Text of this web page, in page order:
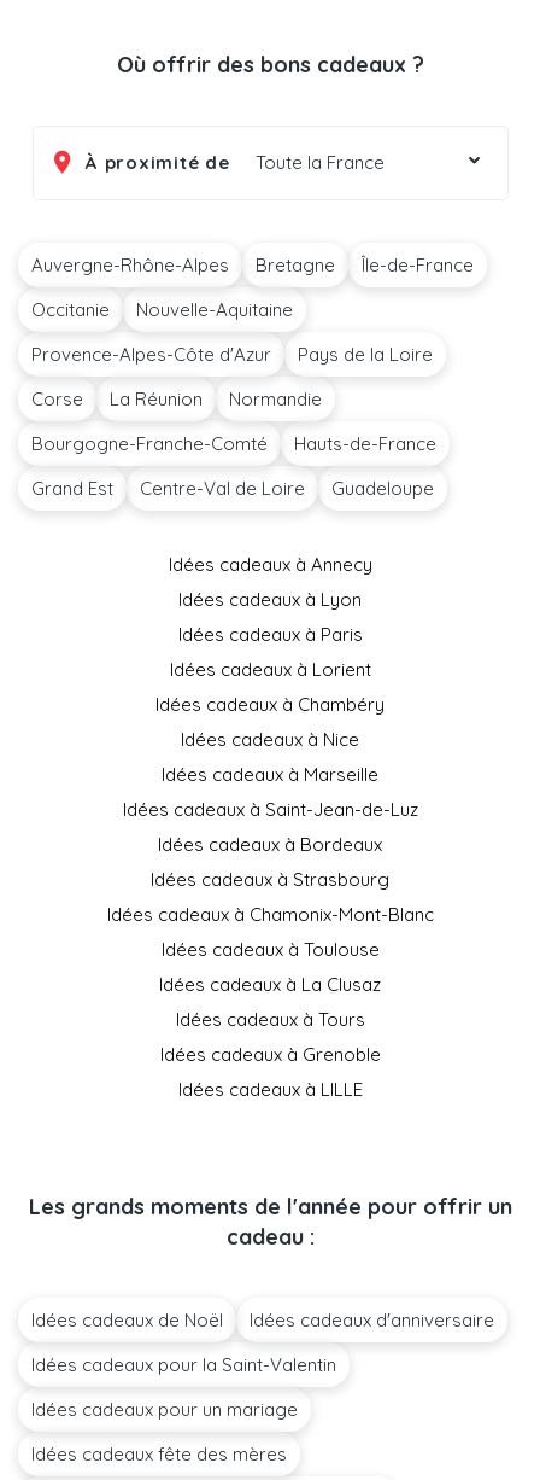
Où offrir des bons cadeaux ?
À proximité de Toute la France
Auvergne-Rhône-Alpes Bretagne
Île-de-France
Occitanie
Nouvelle-Aquitaine
Provence-Alpes-Côte d'Azur
Pays de la Loire
Corse
La Réunion
Normandie
Bourgogne-Franche-Comté
Hauts-de-France
Grand Est
Centre-Val de Loire Guadeloupe
Idées cadeaux à Annecy
Idées cadeaux à Lyon
Idées cadeaux à Paris
Idées cadeaux à Lorient
Idées cadeaux à Chambéry
Idées cadeaux à Nice
Idées cadeaux à Marseille
Idées cadeaux à Saint-Jean-de-Luz
Idées cadeaux à Bordeaux
Idées cadeaux à Strasbourg
Idées cadeaux à Chamonix-Mont-Blanc
Idées cadeaux à Toulouse
Idées cadeaux à La Clusaz
Idées cadeaux à Tours
Idées cadeaux à Grenoble
Idées cadeaux à LILLE
Les grands moments de l'année pour offrir un
cadeau :
Idées cadeaux de Noël
Idées cadeaux d'anniversaire
Idées cadeaux pour la Saint-Valentin
Idées cadeaux pour un mariage
Idées cadeaux fête des mères